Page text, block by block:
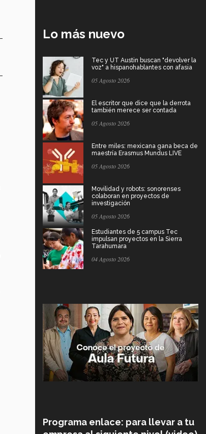
Lo más nuevo
Tec y UT Austin buscan "devolver la
voz" a hispanohablantes con afasia
05 Agosto 2026
El escritor que dice que la derrota
también merece ser contada
05 Agosto 2026
Entre miles: mexicana gana beca de
maestría Erasmus Mundus LIVE
05 Agosto 2026
Movilidad y robots: sonorenses
colaboran en proyectos de
investigación
05 Agosto 2026
Estudiantes de 5 campus Tec
impulsan proyectos en la Sierra
Tarahumara
04 Agosto 2026
Programa enlace: para llevar a tu